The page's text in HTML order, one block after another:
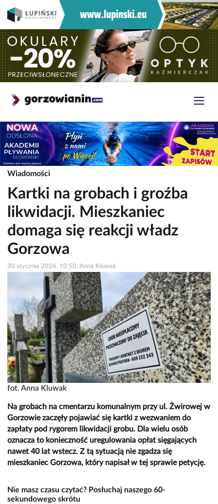
Wiadomości
Kartki na grobach i groźba
likwidacji. Mieszkaniec
domaga się reakcji władz
Gorzowa
30 stycznia 2026, 10:50, Anna Kluwak
fot. Anna Kluwak
Na grobach na cmentarzu komunalnym przy ul. Żwirowej w
Gorzowie zaczęły pojawiać się kartki z wezwaniem do
zapłaty pod rygorem likwidacji grobu. Dla wielu osób
oznacza to konieczność uregulowania opłat sięgających
nawet 40 lat wstecz. Z tą sytuacją nie zgadza się
mieszkaniec Gorzowa, który napisał w tej sprawie petycję.
Nie masz czasu czytać? Posłuchaj naszego 60-
sekundowego skrótu